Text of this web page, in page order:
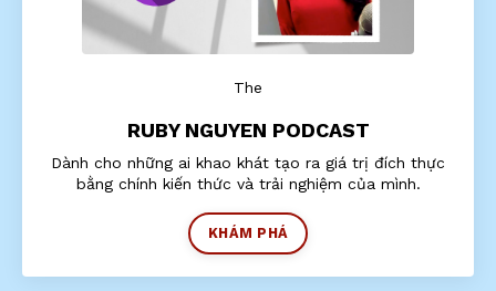
The
RUBY NGUYEN PODCAST
Dành cho những ai khao khát tạo ra giá trị đích thực
bằng chính kiến thức và trải nghiệm của mình.
KHÁM PHÁ